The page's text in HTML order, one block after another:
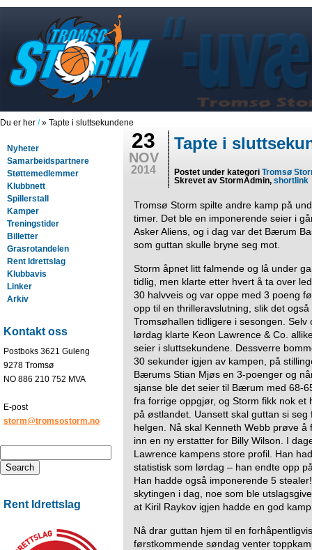
Du er her /» Tapte i sluttsekundene
Nyheter
Samarbeidspartnere
Støttemedlemmer
Klubbnett
Spillerstall
Kamper
Treningstider
Billetter
Grasrotandelen
Rent Idrettslag
Klubbavis
Linker
Arkiv
Kontakt oss
Postboks 3621 Guleng
9278 Tromsø
NO 886 210 752 MVA
E-post
storm@tromsostorm.no
Rent Idrettslag
23
NOV
2014
Tapte i
Postet under kategoriTromsø
Skrevet av StormAdmin,shortlink
Tromsø Storm spilte andre kamp på
timer. Det ble en imponerende seier i
Asker Aliens, og i dag var det Bærum
som guttan skulle bryne seg mot.
Storm åpnet litt falmende og lå under
tidlig, men klarte etter hvert å ta over
30 halvveis og var oppe med 3 poeng
opp til en thrilleravslutning, slik det
Tromsøhallen tidligere i sesongen.
lørdag klarte Keon Lawrence & Co.
seier i sluttsekundene. Dessverre
30 sekunder igjen av kampen, på
Bærums Stian Mjøs en 3-poenger og
sjanse ble det seier til Bærum med 68-
fra forrige oppgjør, og Storm fikk nok et
på østlandet. Uansett skal guttan si
helgen. Nå skal Kenneth Webb prøve
inn en ny erstatter for Billy Wilson. I
Lawrence kampens store profil. Han
statistisk som lørdag – han endte opp
Han hadde også imponerende 5
skytingen i dag, noe som ble
at Kiril Raykov igjen hadde en god
Nå drar guttan hjem til en
førstkommende søndag venter